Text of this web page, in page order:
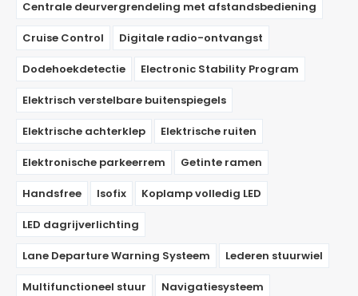
Centrale deurvergrendeling met afstandsbediening
Cruise Control Digitale radio-ontvangst
Dodehoekdetectie Electronic Stability Program
Elektrisch verstelbare buitenspiegels
Elektrische achterklep Elektrische ruiten
Elektronische parkeerrem Getinte ramen
Handsfree Isofix Koplamp volledig LED
LED dagrijverlichting
Lane Departure Warning Systeem Lederen stuurwiel
Multifunctioneel stuur Navigatiesysteem